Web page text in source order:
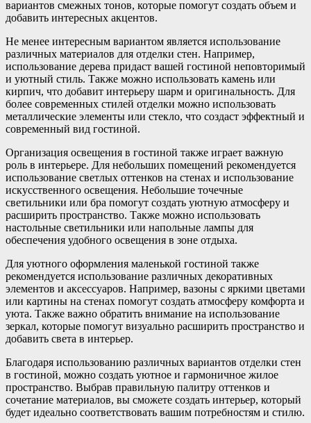
вариантов смежных тонов, которые помогут создать объем и
добавить интересных акцентов.
Не менее интересным вариантом является использование
различных материалов для отделки стен. Например,
использование дерева придаст вашей гостиной неповторимый
и уютный стиль. Также можно использовать камень или
кирпич, что добавит интерьеру шарм и оригинальность. Для
более современных стилей отделки можно использовать
металлические элементы или стекло, что создаст эффектный и
современный вид гостиной.
Организация освещения в гостиной также играет важную
роль в интерьере. Для небольших помещений рекомендуется
использование светлых оттенков на стенах и использование
искусственного освещения. Небольшие точечные
светильники или бра помогут создать уютную атмосферу и
расширить пространство. Также можно использовать
настольные светильники или напольные лампы для
обеспечения удобного освещения в зоне отдыха.
Для уютного оформления маленькой гостиной также
рекомендуется использование различных декоративных
элементов и аксессуаров. Например, вазоны с яркими цветами
или картины на стенах помогут создать атмосферу комфорта и
уюта. Также важно обратить внимание на использование
зеркал, которые помогут визуально расширить пространство и
добавить света в интерьер.
Благодаря использованию различных вариантов отделки стен
в гостиной, можно создать уютное и гармоничное жилое
пространство. Выбрав правильную палитру оттенков и
сочетание материалов, вы сможете создать интерьер, который
будет идеально соответствовать вашим потребностям и стилю.